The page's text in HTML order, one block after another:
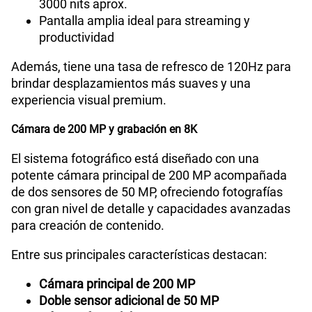
3000 nits aprox.
Pantalla amplia ideal para streaming y
productividad
Además, tiene una tasa de refresco de 120Hz para
brindar desplazamientos más suaves y una
experiencia visual premium.
Cámara de 200 MP y grabación en 8K
El sistema fotográfico está diseñado con una
potente cámara principal de 200 MP acompañada
de dos sensores de 50 MP, ofreciendo fotografías
con gran nivel de detalle y capacidades avanzadas
para creación de contenido.
Entre sus principales características destacan:
Cámara principal de 200 MP
Doble sensor adicional de 50 MP